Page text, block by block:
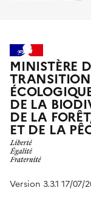
MINISTÈRE
TRANSITION
DE LA
DE LA
ET DE LA
Version 3.3.1 17/07/